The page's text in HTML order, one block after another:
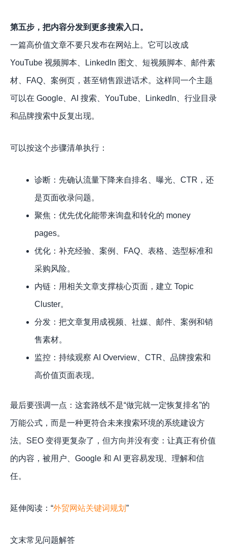
第五步，把内容分发到更多搜索入口。
一篇高价值文章不要只发布在网站上。它可以改成
YouTube 视频脚本、LinkedIn 图文、短视频脚本、邮件素
材、FAQ、案例页，甚至销售跟进话术。这样同一个主题
可以在 Google、AI 搜索、YouTube、LinkedIn、行业目录
和品牌搜索中反复出现。
可以按这个步骤清单执行：
诊断：先确认流量下降来自排名、曝光、CTR，还
是页面收录问题。
聚焦：优先优化能带来询盘和转化的 money
pages。
优化：补充经验、案例、FAQ、表格、选型标准和
采购风险。
内链：用相关文章支撑核心页面，建立 Topic
Cluster。
分发：把文章复用成视频、社媒、邮件、案例和销
售素材。
监控：持续观察 AI Overview、CTR、品牌搜索和
高价值页面表现。
最后要强调一点：这套路线不是“做完就一定恢复排名”的
万能公式，而是一种更符合未来搜索环境的系统建设方
法。SEO 变得更复杂了，但方向并没有变：让真正有价值
的内容，被用户、Google 和 AI 更容易发现、理解和信
任。
延伸阅读：“外贸网站关键词规划 ”
文末常见问题解答